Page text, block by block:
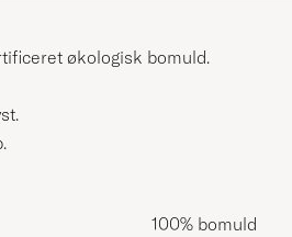
økologisk bomuld.
100% bomuld